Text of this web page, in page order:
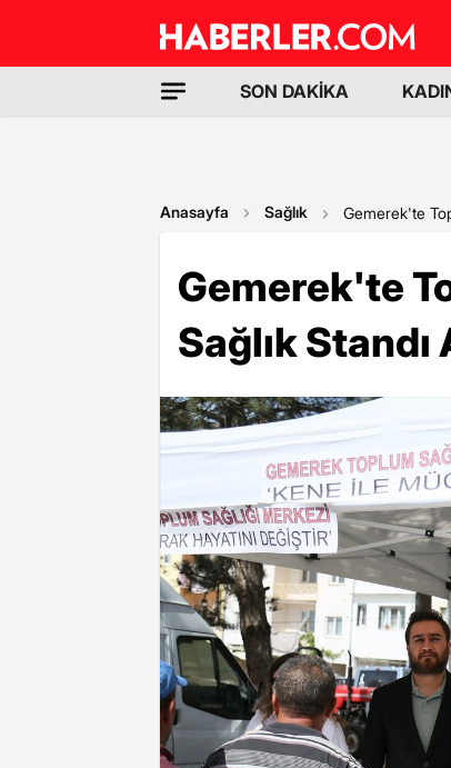
SON DAKİKA
Anasayfa Sağlık Gemerek'te
Gemerek'te
Sağlık Standı